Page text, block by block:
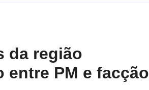
da região
PM e facção